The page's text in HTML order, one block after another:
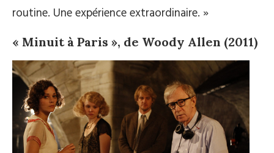
routine. Une expérience extraordinaire. »
« Minuit à Paris », de Woody Allen (2011)